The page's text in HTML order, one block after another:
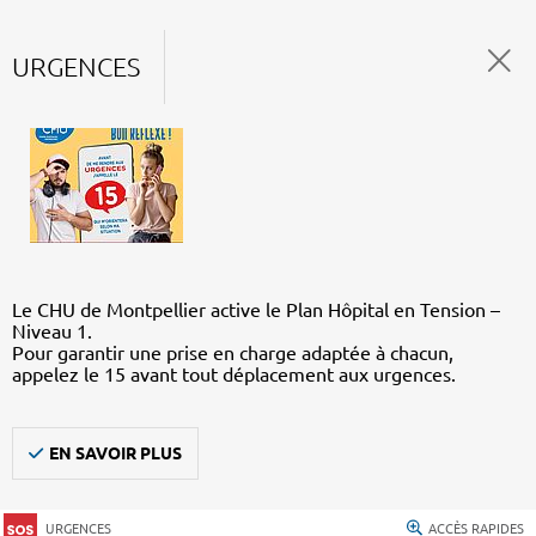
URGENCES
Le CHU de Montpellier active le Plan Hôpital en Tension –
Niveau 1.
Pour garantir une prise en charge adaptée à chacun,
appelez le 15 avant tout déplacement aux urgences.
EN SAVOIR PLUS
URGENCES ACCÈS RAPIDES